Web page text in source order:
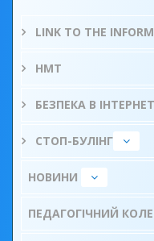
LINK TO THE
НМТ
БЕЗПЕКА В
СТОП-БУЛІНГ
НОВИНИ
ПЕДАГОГІЧНИЙ